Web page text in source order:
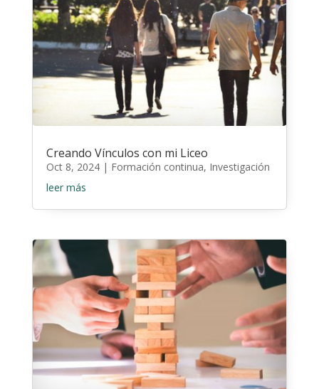
Creando Vínculos con mi Liceo
Oct 8, 2024| Formación continua, Investigación
leer más